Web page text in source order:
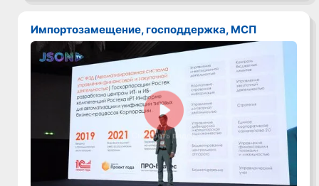
Импортозамещение, господдержка, МСП
Смотреть видео